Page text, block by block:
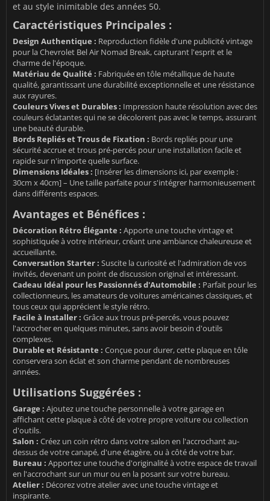
et au style inimitable des années 50.
Caractéristiques Principales :
Design Authentique : Reproduction fidèle d'une publicité vintage
pour la Chevrolet Bel Air Nomad Break, capturant l'esprit et le
charme de l'époque.
Matériau de Qualité : Fabriquée en tôle métallique de haute
qualité, garantissant une durabilité exceptionnelle et une résistance
aux rayures.
Couleurs Vives et Durables : Impression haute résolution avec des
couleurs éclatantes qui ne se décolorent pas avec le temps, assurant
une beauté durable.
Bords Repliés et Trous de Fixation : Bords repliés pour une
sécurité accrue et trous pré-percés pour une installation facile et
rapide sur n'importe quelle surface.
Dimensions Idéales : [Insérer les dimensions ici, par exemple :
30cm x 40cm] – Une taille parfaite pour s'intégrer harmonieusement
dans différents espaces.
Avantages et Bénéfices :
Décoration Rétro Élégante : Apporte une touche vintage et
sophistiquée à votre intérieur, créant une ambiance chaleureuse et
accueillante.
Conversation Starter : Suscite la curiosité et l'admiration de vos
invités, devenant un point de discussion original et intéressant.
Cadeau Idéal pour les Passionnés d'Automobile : Parfait pour les
collectionneurs, les amateurs de voitures américaines classiques, et
tous ceux qui apprécient le style rétro.
Facile à Installer : Grâce aux trous pré-percés, vous pouvez
l'accrocher en quelques minutes, sans avoir besoin d'outils
complexes.
Durable et Résistante : Conçue pour durer, cette plaque en tôle
conservera son éclat et son charme pendant de nombreuses
années.
Utilisations Suggérées :
Garage : Ajoutez une touche personnelle à votre garage en
affichant cette plaque à côté de votre propre voiture ou collection
d'outils.
Salon : Créez un coin rétro dans votre salon en l'accrochant au-
dessus de votre canapé, d'une étagère, ou à côté de votre bar.
Bureau : Apportez une touche d'originalité à votre espace de travail
en l'accrochant sur un mur ou en la posant sur votre bureau.
Atelier : Décorez votre atelier avec une touche vintage et
inspirante.